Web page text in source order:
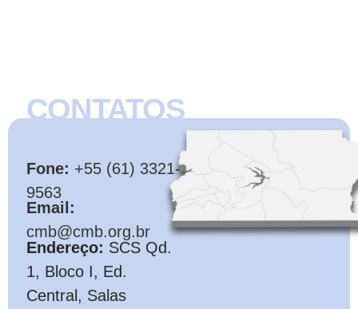
CONTATOS
Fone: +55 (61) 3321-
9563
Email:
cmb@cmb.org.br
Endereço: SCS Qd.
1, Bloco I, Ed.
Central, Salas